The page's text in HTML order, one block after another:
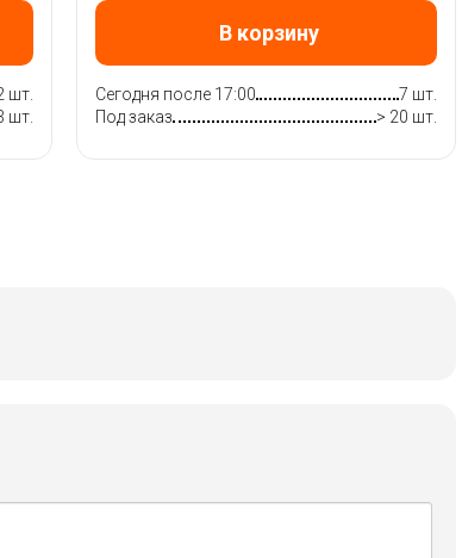
шт.
шт.
В корзину
Сегодня после 17:00
7 шт.
Под заказ
> 20 шт.